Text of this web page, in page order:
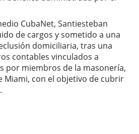
CubaNet, Santiesteban
de cargos y sometido a una
domiciliaria, tras una
contables vinculados a
por miembros de la masonería,
Miami, con el objetivo de cubrir